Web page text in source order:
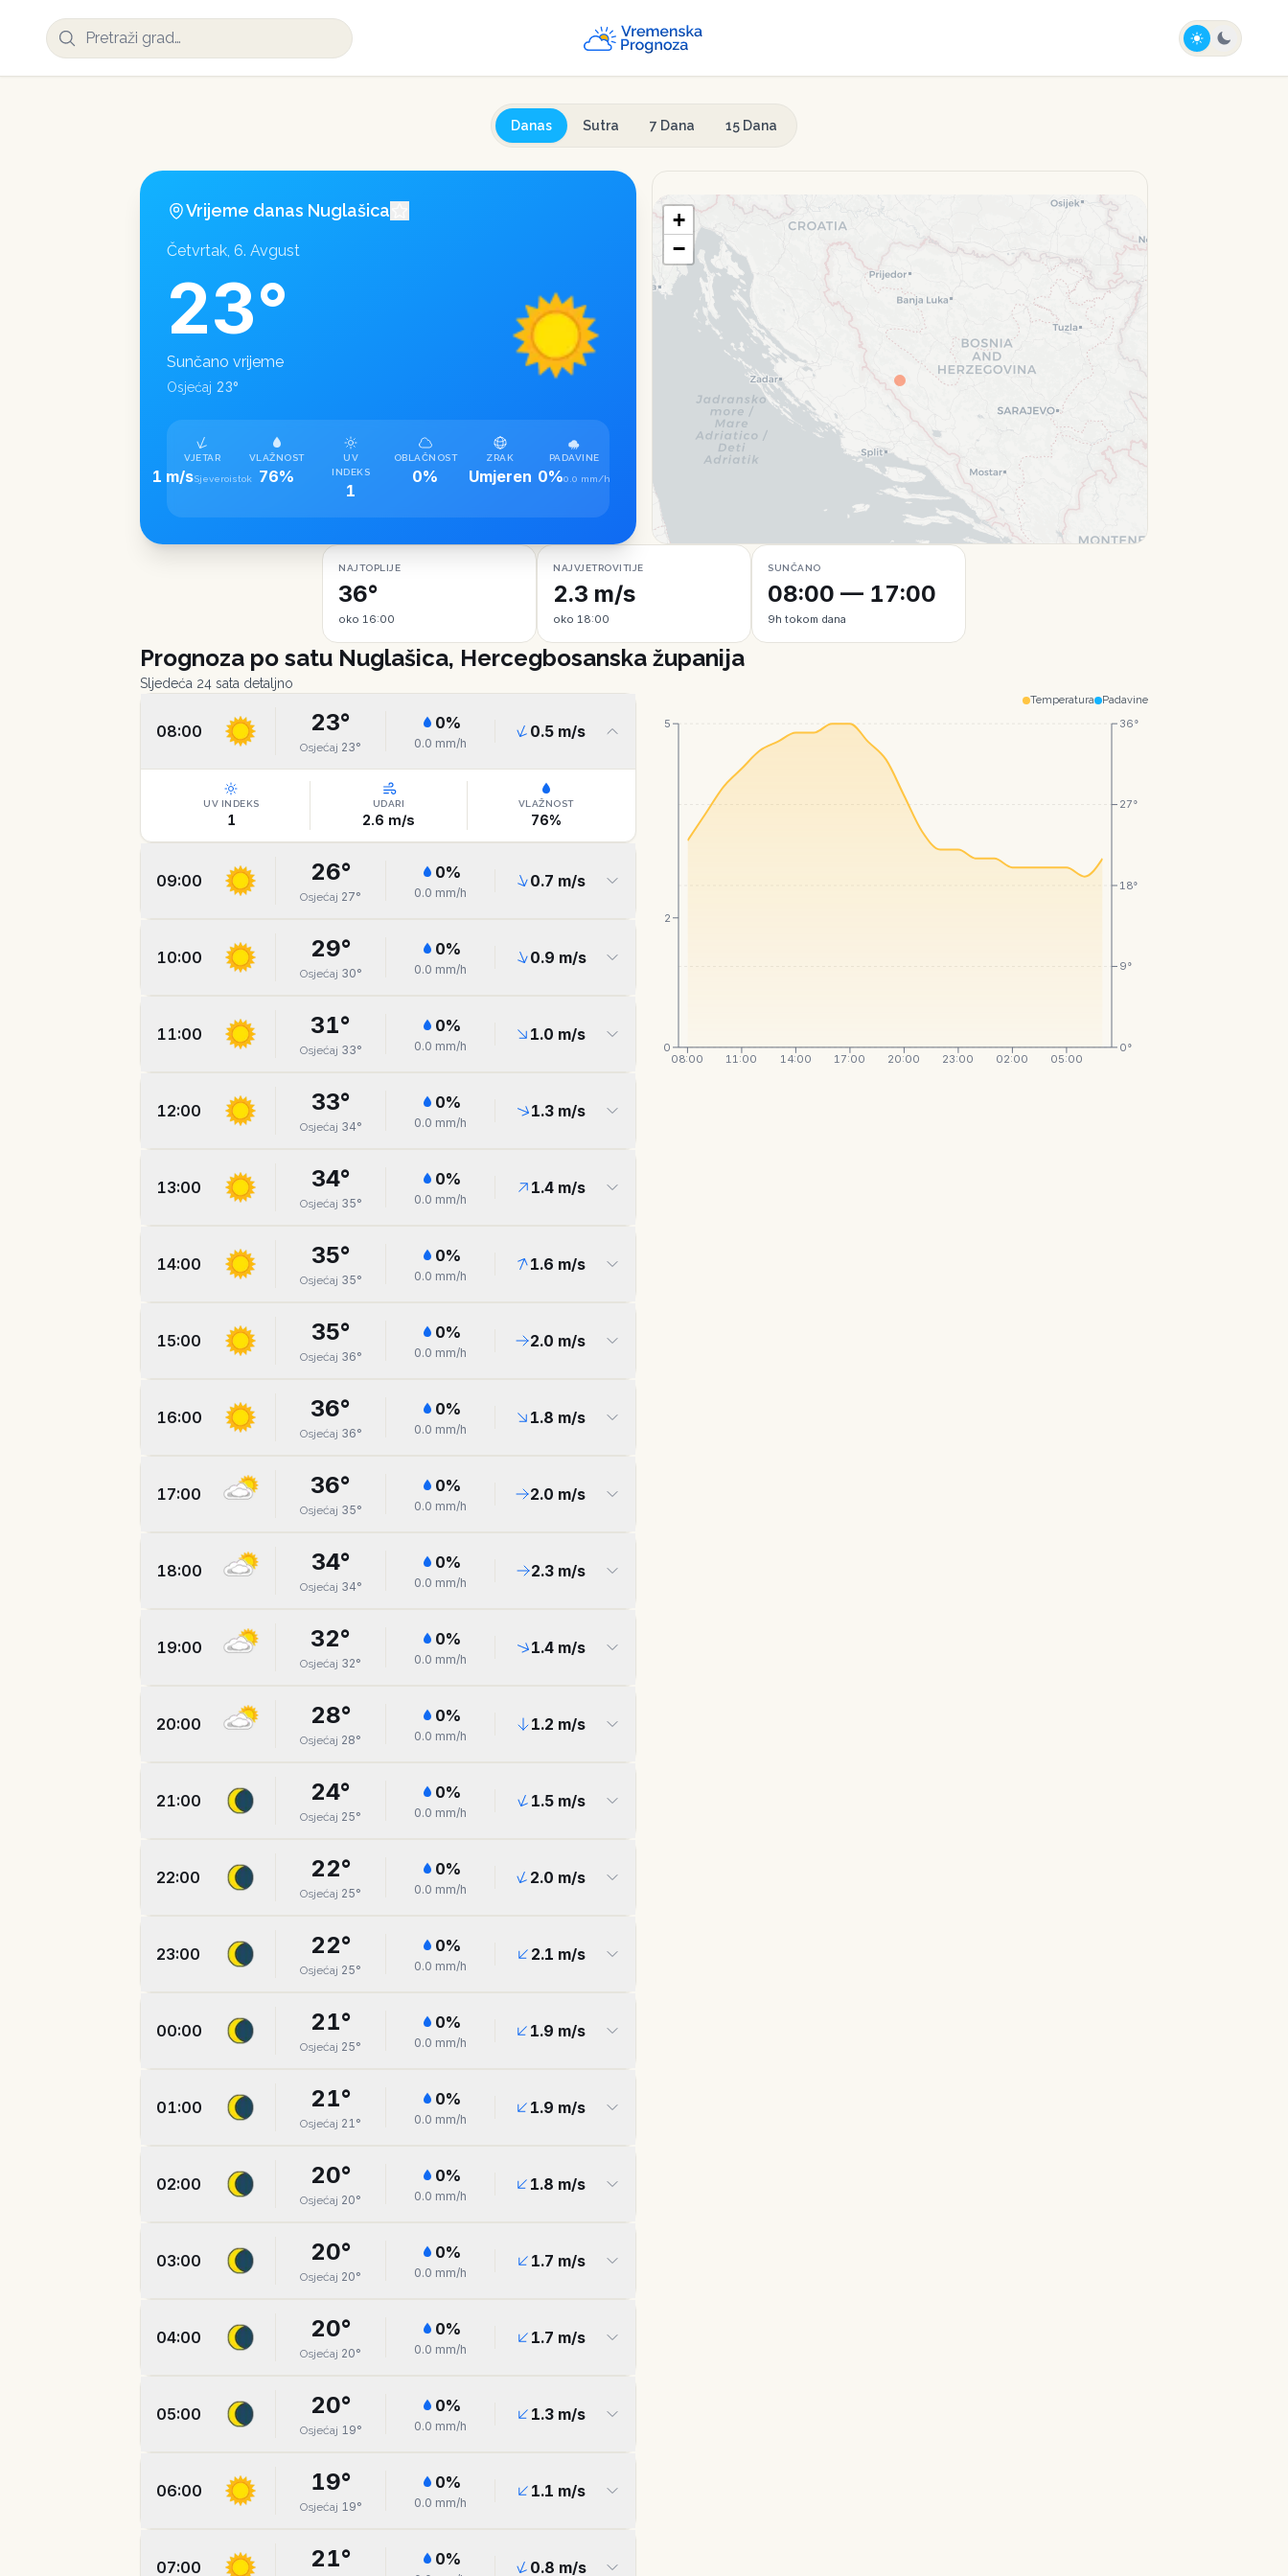
Danas Sutra 7 Dana 15 Dana
Vrijeme danas Nuglašica
Četvrtak, 6. Avgust
23°
Sunčano vrijeme
Osjećaj 23°
VJETAR
1 m/sSjeveroistok
VLAŽNOST
76%
UV
INDEKS
1
OBLAČNOST
0%
ZRAK
Umjeren
PADAVINE
0%0.0 mm/h
+
−
NAJTOPLIJE
36°
oko 16:00
NAJVJETROVITIJE
2.3 m/s
oko 18:00
SUNČANO
08:00 — 17:00
9h tokom dana
Prognoza po satu Nuglašica, Hercegbosanska županija
Sljedeća 24 sata detaljno
08:00 23°
Osjećaj 23°
0%
0.0 mm/h
0.5 m/s
UV INDEKS
1
UDARI
2.6 m/s
VLAŽNOST
76%
09:00 26°
Osjećaj 27°
0%
0.0 mm/h
0.7 m/s
10:00 29°
Osjećaj 30°
0%
0.0 mm/h
0.9 m/s
11:00 31°
Osjećaj 33°
0%
0.0 mm/h
1.0 m/s
12:00 33°
Osjećaj 34°
0%
0.0 mm/h
1.3m/s
13:00 34°
Osjećaj 35°
0%
0.0 mm/h
1.4m/s
14:00 35°
Osjećaj 35°
0%
0.0 mm/h
1.6 m/s
15:00 35°
Osjećaj 36°
0%
0.0 mm/h
2.0 m/s
16:00 36°
Osjećaj 36°
0%
0.0 mm/h
1.8 m/s
17:00 36°
Osjećaj 35°
0%
0.0 mm/h
2.0 m/s
18:00 34°
Osjećaj 34°
0%
0.0 mm/h
2.3m/s
19:00 32°
Osjećaj 32°
0%
0.0 mm/h
1.4m/s
20:00 28°
Osjećaj 28°
0%
0.0 mm/h
1.2 m/s
21:00 24°
Osjećaj 25°
0%
0.0 mm/h
1.5m/s
22:00 22°
Osjećaj 25°
0%
0.0 mm/h
2.0 m/s
23:00 22°
Osjećaj 25°
0%
0.0 mm/h
2.1 m/s
00:00 21°
Osjećaj 25°
0%
0.0 mm/h
1.9 m/s
01:00 21°
Osjećaj 21°
0%
0.0 mm/h
1.9 m/s
02:00 20°
Osjećaj 20°
0%
0.0 mm/h
1.8 m/s
03:00 20°
Osjećaj 20°
0%
0.0 mm/h
1.7 m/s
04:00 20°
Osjećaj 20°
0%
0.0 mm/h
1.7 m/s
05:00 20°
Osjećaj 19°
0%
0.0 mm/h
1.3m/s
06:00 19°
Osjećaj 19°
0%
0.0 mm/h
1.1 m/s
07:00 21° 0% 0.8 m/s
Temperatura Padavine
08:00 11:00 14:00 17:00 20:00 23:00 02:00 05:00
0°
9°
18°
27°
36°
0
2
5